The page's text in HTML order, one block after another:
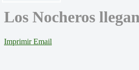
Los Nocheros
Imprimir Email